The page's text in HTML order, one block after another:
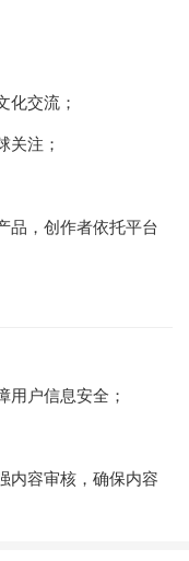
化交流；
关注；
品，创作者依托平台
用户信息安全；
内容审核，确保内容